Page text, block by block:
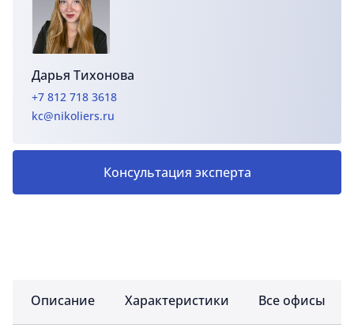
Дарья Тихонова
+7 812 718 3618
kc@nikoliers.ru
Консультация эксперта
Описание Характеристики Все офисы